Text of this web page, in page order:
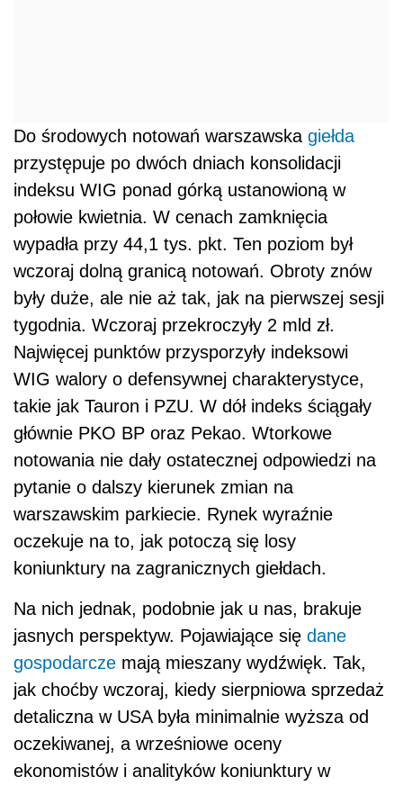
Do środowych notowań warszawska giełda
przystępuje po dwóch dniach konsolidacji
indeksu WIG ponad górką ustanowioną w
połowie kwietnia. W cenach zamknięcia
wypadła przy 44,1 tys. pkt. Ten poziom był
wczoraj dolną granicą notowań. Obroty znów
były duże, ale nie aż tak, jak na pierwszej sesji
tygodnia. Wczoraj przekroczyły 2 mld zł.
Najwięcej punktów przysporzyły indeksowi
WIG walory o defensywnej charakterystyce,
takie jak Tauron i PZU. W dół indeks ściągały
głównie PKO BP oraz Pekao. Wtorkowe
notowania nie dały ostatecznej odpowiedzi na
pytanie o dalszy kierunek zmian na
warszawskim parkiecie. Rynek wyraźnie
oczekuje na to, jak potoczą się losy
koniunktury na zagranicznych giełdach.
Na nich jednak, podobnie jak u nas, brakuje
jasnych perspektyw. Pojawiające się dane
gospodarcze mają mieszany wydźwięk. Tak,
jak choćby wczoraj, kiedy sierpniowa sprzedaż
detaliczna w USA była minimalnie wyższa od
oczekiwanej, a wrześniowe oceny
ekonomistów i analityków koniunktury w